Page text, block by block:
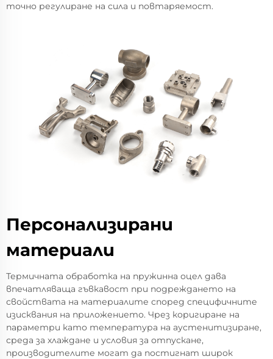
точно регулиране на сила и повтаряемост.
Персонализирани
материали
Термичната обработка на пружинна оцел дава
впечатляваща гъвкавост при подреждането на
свойствата на материалите според специфичните
изисквания на приложението. Чрез коригиране на
параметри като температура на аустенитизиране,
среда за хлаждане и условия за отпускане,
производителите могат да постигнат широк